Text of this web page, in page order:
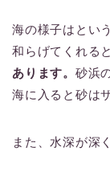
海の様子はとい
和らげてくれる
あります。 砂浜
海に入ると砂は
また、水深が深